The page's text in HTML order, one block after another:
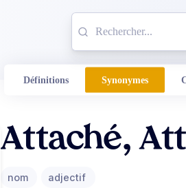
Définitions Synonymes
Attaché,
nom adjectif